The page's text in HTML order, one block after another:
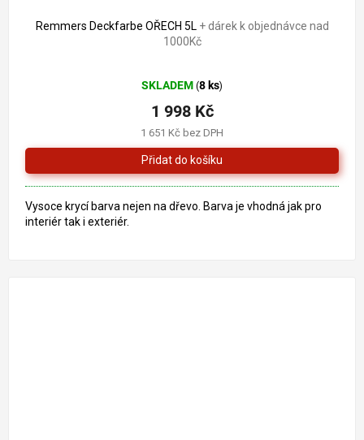
Remmers Deckfarbe OŘECH 5L + dárek k objednávce nad
1000Kč
hodnocení
produktu
je
5,0
z
5
hvězdiček.
SKLADEM (8 ks)
1 651 Kč bez DPH
1 998 Kč
Vysoce krycí barva nejen na dřevo. Barva je vhodná jak pro
interiér tak i exteriér.